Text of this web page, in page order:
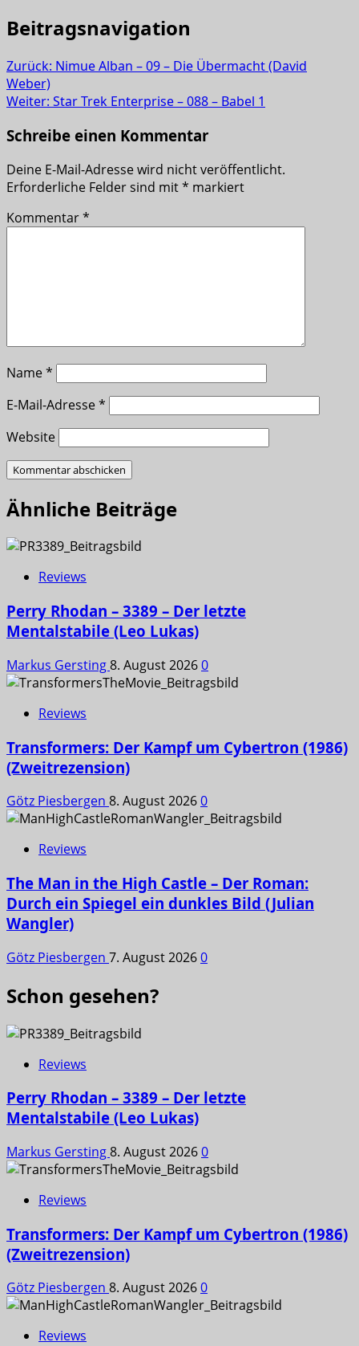
Beitragsnavigation
Zurück: Nimue Alban – 09 – Die Übermacht (David
Weber)
Weiter: Star Trek Enterprise – 088 – Babel 1
Schreibe einen Kommentar
Deine E-Mail-Adresse wird nicht veröffentlicht.
Erforderliche Felder sind mit* markiert
Kommentar*
Name*
E-Mail-Adresse*
Website
Ähnliche Beiträge
Reviews
Perry Rhodan – 3389 – Der letzte
Mentalstabile (Leo Lukas)
Markus Gersting8. August 20260
Reviews
Transformers: Der Kampf um Cybertron (1986)
(Zweitrezension)
Götz Piesbergen 8. August 20260
Reviews
The Man in the High Castle – Der Roman:
Durch ein Spiegel ein dunkles Bild (Julian
Wangler)
Götz Piesbergen 7. August 20260
Schon gesehen?
Reviews
Perry Rhodan – 3389 – Der letzte
Mentalstabile (Leo Lukas)
Markus Gersting8. August 20260
Reviews
Transformers: Der Kampf um Cybertron (1986)
(Zweitrezension)
Götz Piesbergen 8. August 20260
Reviews